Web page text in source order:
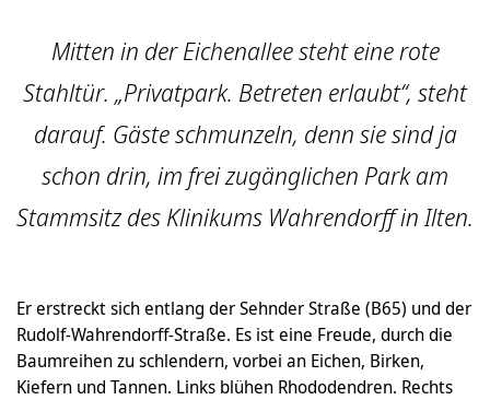
Mitten in der Eichenallee steht eine rote
Stahltür. „Privatpark. Betreten erlaubt“, steht
darauf. Gäste schmunzeln, denn sie sind ja
schon drin, im frei zugänglichen Park am
Stammsitz des Klinikums Wahrendorff in Ilten.
Er erstreckt sich entlang der Sehnder Straße (B65) und der
Rudolf-Wahrendorff-Straße. Es ist eine Freude, durch die
Baumreihen zu schlendern, vorbei an Eichen, Birken,
Kiefern und Tannen. Links blühen Rhododendren. Rechts